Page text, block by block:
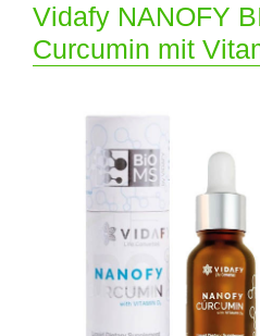
Vidafy NANOFY
Curcumin mit